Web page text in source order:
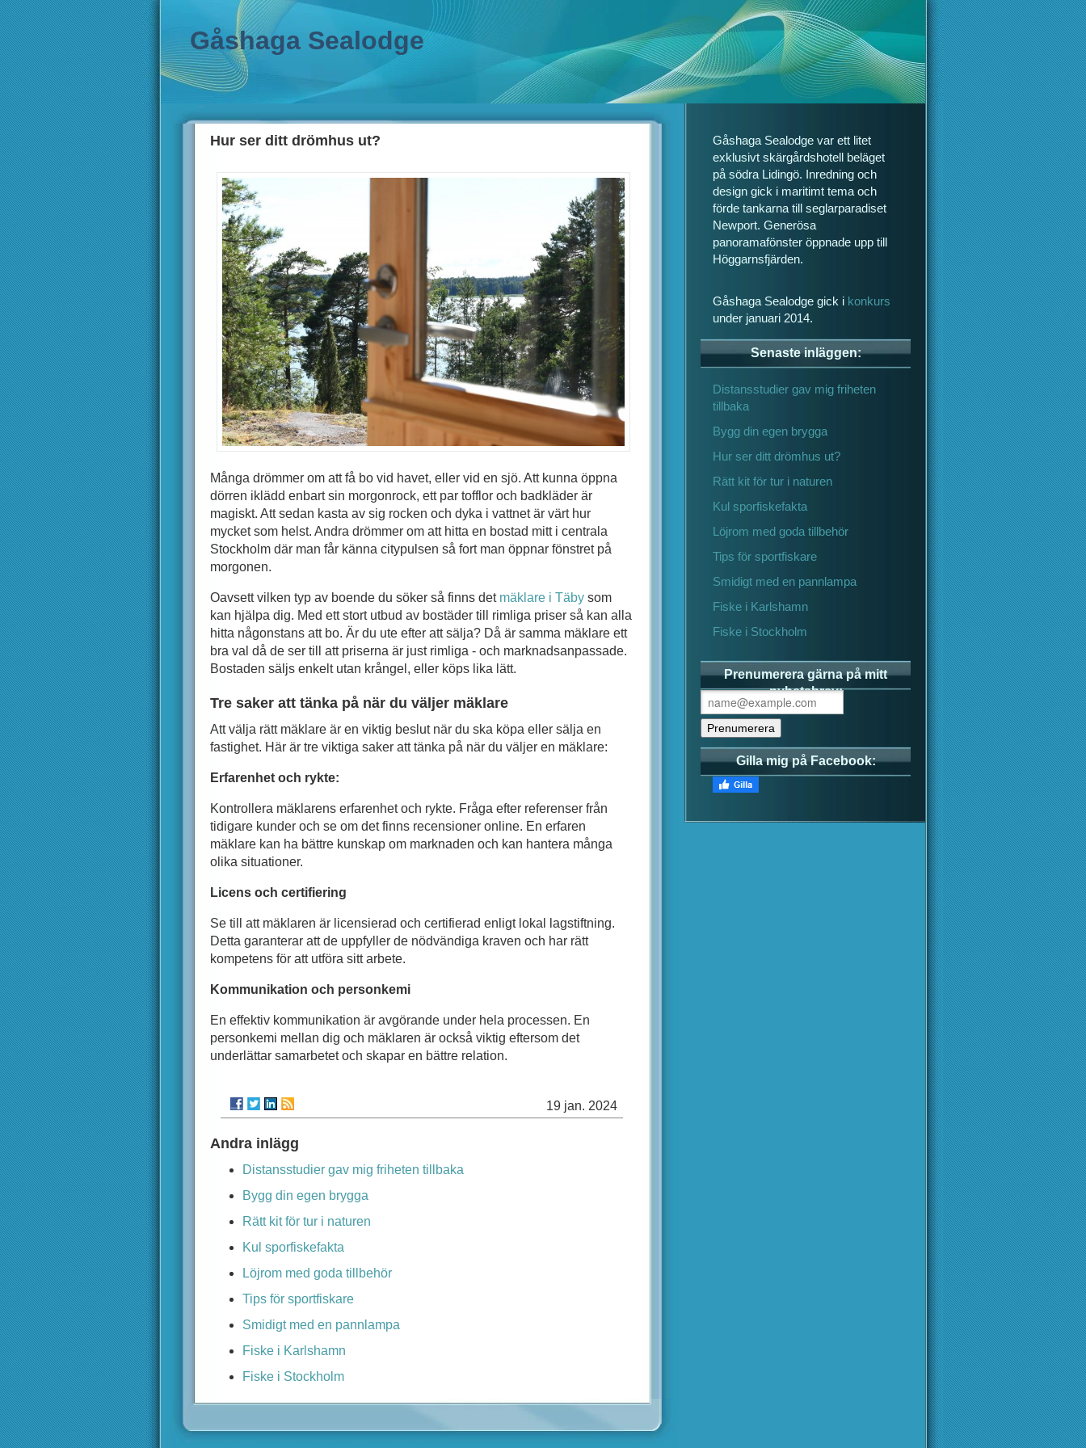
Gåshaga Sealodge
Hur ser ditt drömhus ut?
Många drömmer om att få bo vid havet, eller vid en sjö. Att kunna öppna
dörren iklädd enbart sin morgonrock, ett par tofflor och badkläder är
magiskt. Att sedan kasta av sig rocken och dyka i vattnet är värt hur
mycket som helst. Andra drömmer om att hitta en bostad mitt i centrala
Stockholm där man får känna citypulsen så fort man öppnar fönstret på
morgonen.
Oavsett vilken typ av boende du söker så finns det mäklare i Täby som
kan hjälpa dig. Med ett stort utbud av bostäder till rimliga priser så kan alla
hitta någonstans att bo. Är du ute efter att sälja? Då är samma mäklare ett
bra val då de ser till att priserna är just rimliga - och marknadsanpassade.
Bostaden säljs enkelt utan krångel, eller köps lika lätt.
Tre saker att tänka på när du väljer mäklare
Att välja rätt mäklare är en viktig beslut när du ska köpa eller sälja en
fastighet. Här är tre viktiga saker att tänka på när du väljer en mäklare:
Erfarenhet och rykte:
Kontrollera mäklarens erfarenhet och rykte. Fråga efter referenser från
tidigare kunder och se om det finns recensioner online. En erfaren
mäklare kan ha bättre kunskap om marknaden och kan hantera många
olika situationer.
Licens och certifiering
Se till att mäklaren är licensierad och certifierad enligt lokal lagstiftning.
Detta garanterar att de uppfyller de nödvändiga kraven och har rätt
kompetens för att utföra sitt arbete.
Kommunikation och personkemi
En effektiv kommunikation är avgörande under hela processen. En
personkemi mellan dig och mäklaren är också viktig eftersom det
underlättar samarbetet och skapar en bättre relation.
19 jan. 2024
Andra inlägg
Distansstudier gav mig friheten tillbaka
Bygg din egen brygga
Rätt kit för tur i naturen
Kul sporfiskefakta
Löjrom med goda tillbehör
Tips för sportfiskare
Smidigt med en pannlampa
Fiske i Karlshamn
Fiske i Stockholm
Gåshaga Sealodge var ett litet
exklusivt skärgårdshotell beläget
på södra Lidingö. Inredning och
design gick i maritimt tema och
förde tankarna till seglarparadiset
Newport. Generösa
panoramafönster öppnade upp till
Höggarnsfjärden.
Gåshaga Sealodge gick i konkurs
under januari 2014.
Senaste inläggen:
Distansstudier gav mig friheten
tillbaka
Bygg din egen brygga
Hur ser ditt drömhus ut?
Rätt kit för tur i naturen
Kul sporfiskefakta
Löjrom med goda tillbehör
Tips för sportfiskare
Smidigt med en pannlampa
Fiske i Karlshamn
Fiske i Stockholm
Prenumerera gärna på mitt
nyhetsbrev:
Gilla mig på Facebook: